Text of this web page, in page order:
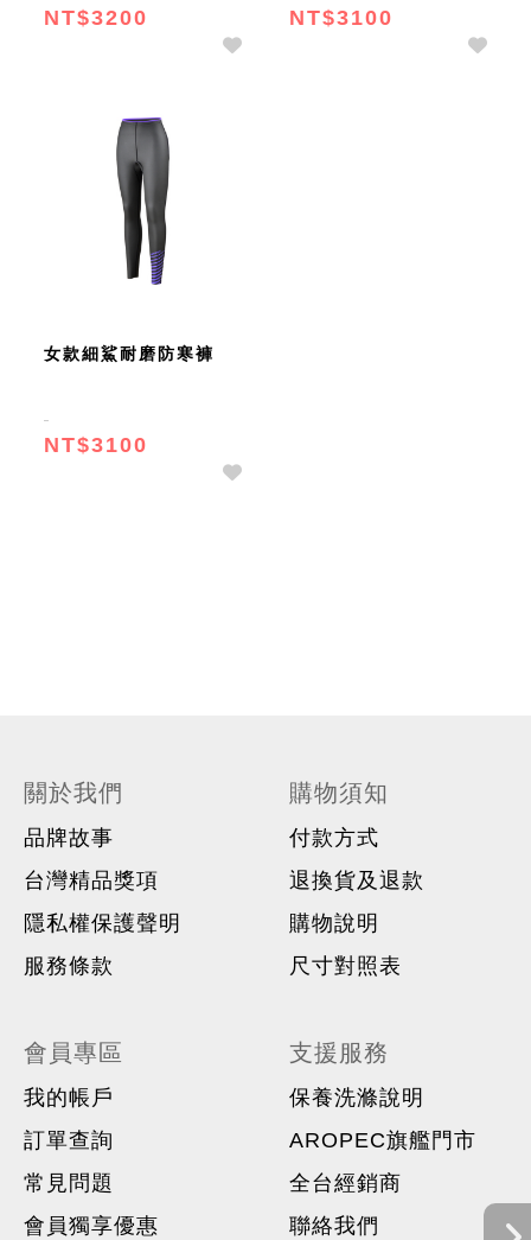
NT$3200 NT$3100
女款細鯊耐磨防寒褲
NT$3100
關於我們
品牌故事
台灣精品獎項
隱私權保護聲明
服務條款
購物須知
付款方式
退換貨及退款
購物說明
尺寸對照表
會員專區
我的帳戶
訂單查詢
常見問題
會員獨享優惠
支援服務
保養洗滌說明
AROPEC旗艦門市
全台經銷商
聯絡我們